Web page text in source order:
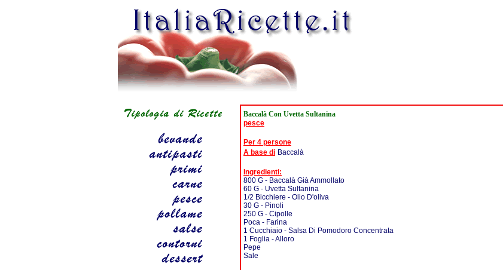
Baccalà Con Uvetta Sultanina
pesce
Per 4 persone
A base di Baccalà
Ingredienti:
800 G - Baccalà Già Ammollato
60 G - Uvetta Sultanina
1/2 Bicchiere - Olio D'oliva
30 G - Pinoli
250 G - Cipolle
Poca - Farina
1 Cucchiaio - Salsa Di Pomodoro Concentrata
1 Foglia - Alloro
Pepe
Sale